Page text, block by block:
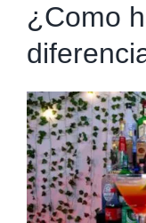
¿Como